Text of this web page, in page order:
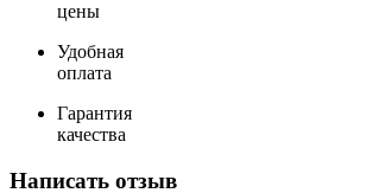
цены
Удобная
оплата
Гарантия
качества
Написать отзыв